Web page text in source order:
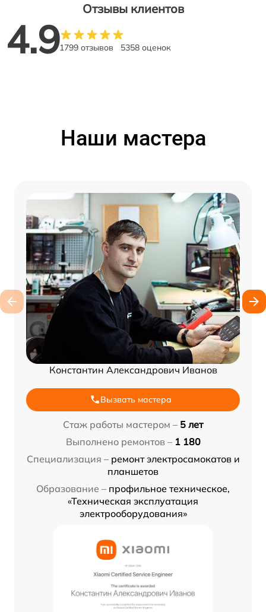
Отзывы клиентов
4.91799 отзывов 5358 оценок
Наши мастера
Константин Александрович Иванов
Вызвать мастера
Стаж работы мастером – 5 лет
Выполнено ремонтов – 1 180
Специализация – ремонт электросамокатов и
планшетов
Образование – профильное техническое,
«Техническая эксплуатация
электрооборудования»